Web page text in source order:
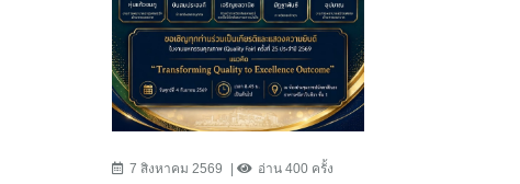
7 สิงหาคม 2569 อ่าน 400 ครั้ง